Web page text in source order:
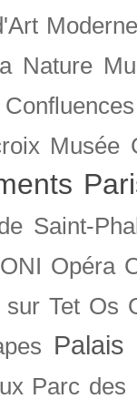
Nature
Musée
Saint-
ONI Opéra
Tet Os
Palais
Parc des